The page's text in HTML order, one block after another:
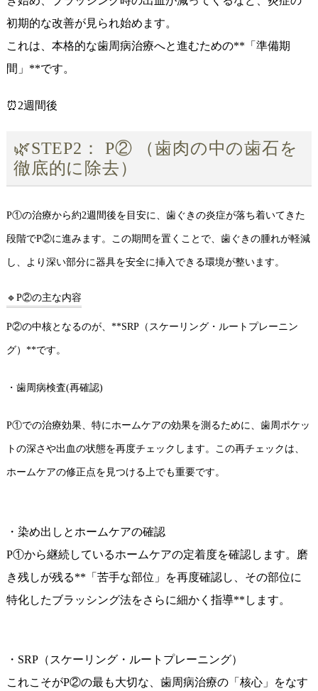
初期的な改善が見られ始めます。
これは、本格的な歯周病治療へと進むための**「準備期
間」**です。
⏰2週間後
🌿STEP2： P② （歯肉の中の歯石を
徹底的に除去）
P①の治療から約2週間後を目安に、歯ぐきの炎症が落ち着いてきた
段階でP②に進みます。この期間を置くことで、歯ぐきの腫れが軽減
し、より深い部分に器具を安全に挿入できる環境が整います。
🔹P②の主な内容
P②の中核となるのが、**SRP（スケーリング・ルートプレーニン
グ）**です。
・歯周病検査(再確認)
P①での治療効果、特にホームケアの効果を測るために、歯周ポケッ
トの深さや出血の状態を再度チェックします。この再チェックは、
ホームケアの修正点を見つける上でも重要です。
・染め出しとホームケアの確認
P①から継続しているホームケアの定着度を確認します。磨
き残しが残る**「苦手な部位」を再度確認し、その部位に
特化したブラッシング法をさらに細かく指導**します。
・SRP（スケーリング・ルートプレーニング）
これこそがP②の最も大切な、歯周病治療の「核心」をなす